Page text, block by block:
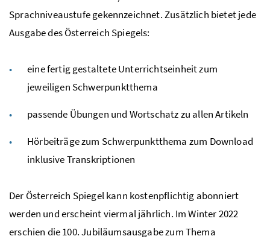
Sprachniveaustufe gekennzeichnet. Zusätzlich bietet jede
Ausgabe des Österreich Spiegels:
eine fertig gestaltete Unterrichtseinheit zum
jeweiligen Schwerpunktthema
passende Übungen und Wortschatz zu allen Artikeln
Hörbeiträge zum Schwerpunktthema zum Download
inklusive Transkriptionen
Der Österreich Spiegel kann kostenpflichtig abonniert
werden und erscheint viermal jährlich. Im Winter 2022
erschien die 100. Jubiläumsausgabe zum Thema